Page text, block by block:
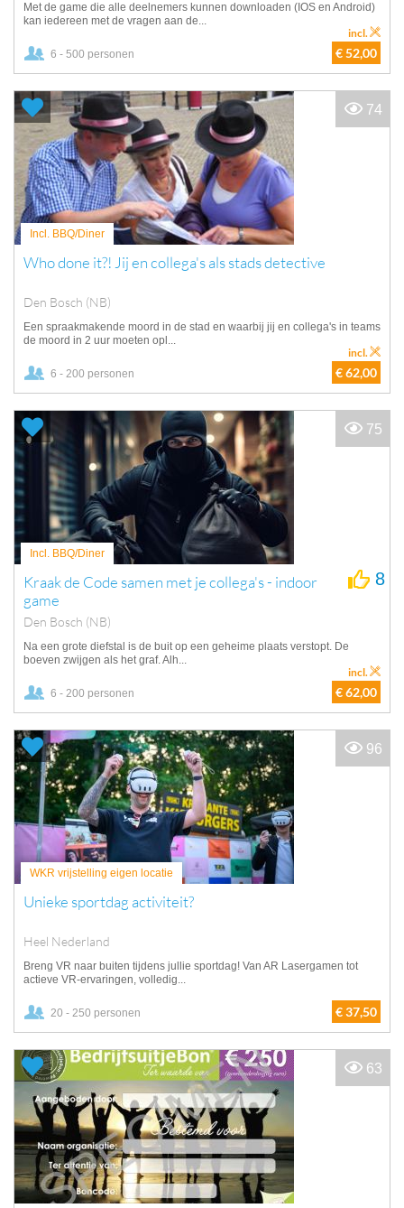
Met de game die alle deelnemers kunnen downloaden (IOS en Android)
kan iedereen met de vragen aan de...
6 - 500 personen € 52,00
incl.
Incl. BBQ/Diner
Who done it?! Jij en collega's als stads detective
Den Bosch (NB)
Een spraakmakende moord in de stad en waarbij jij en collega's in teams
de moord in 2 uur moeten opl...
6 - 200 personen € 62,00
incl.
74
Incl. BBQ/Diner
Kraak de Code samen met je collega's - indoor
game
Den Bosch (NB)
8
Na een grote diefstal is de buit op een geheime plaats verstopt. De
boeven zwijgen als het graf. Alh...
6 - 200 personen € 62,00
incl.
75
WKR vrijstelling eigen locatie
Unieke sportdag activiteit?
Heel Nederland
Breng VR naar buiten tijdens jullie sportdag! Van AR Lasergamen tot
actieve VR-ervaringen, volledig...
20 - 250 personen € 37,50
96
63